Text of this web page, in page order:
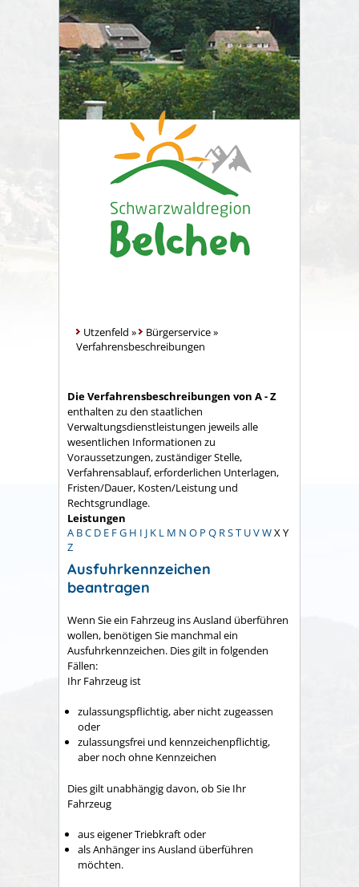
Utzenfeld » Bürgerservice»
Verfahrensbeschreibungen
Die Verfahrensbeschreibungen von A - Z
enthalten zu den staatlichen
Verwaltungsdienstleistungen jeweils alle
wesentlichen Informationen zu
Voraussetzungen, zuständiger Stelle,
Verfahrensablauf, erforderlichen Unterlagen,
Fristen/Dauer, Kosten/Leistung und
Rechtsgrundlage.
Leistungen
A BC D E FG H I J K L M N O P Q RST UVWX Y
Z
Ausfuhrkennzeichen
beantragen
Wenn Sie ein Fahrzeug ins Ausland überführen
wollen, benötigen Sie manchmal ein
Ausfuhrkennzeichen. Dies gilt in folgenden
Fällen:
Ihr Fahrzeug ist
zulassungspflichtig, aber nicht zugeassen
oder
zulassungsfrei und kennzeichenpflichtig,
aber noch ohne Kennzeichen
Dies gilt unabhängig davon, ob Sie Ihr
Fahrzeug
aus eigener Triebkraft oder
als Anhänger ins Ausland überführen
möchten.